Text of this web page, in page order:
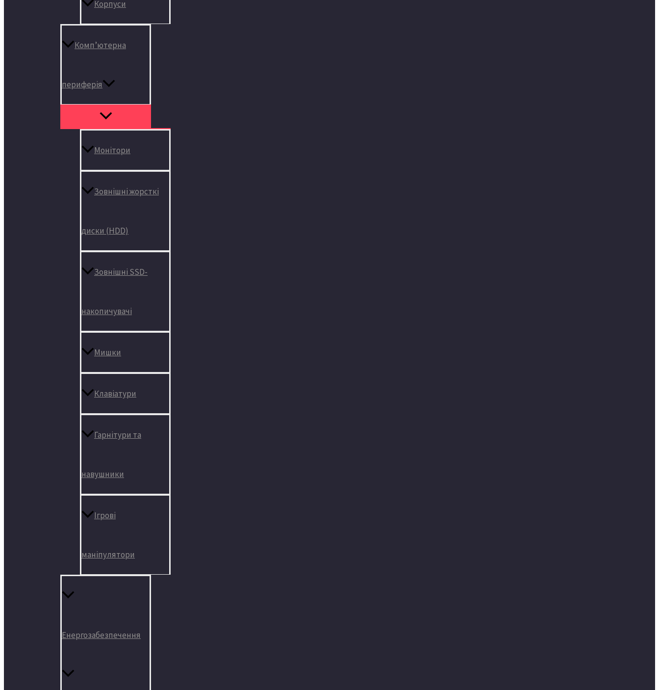
Корпуси
Комп’ютерна
периферія
Монітори
Зовнішні жорсткі
диски (HDD)
Зовнішні SSD-
накопичувачі
Мишки
Клавіатури
Гарнітури та
навушники
Ігрові
маніпулятори
Енергозабезпечення